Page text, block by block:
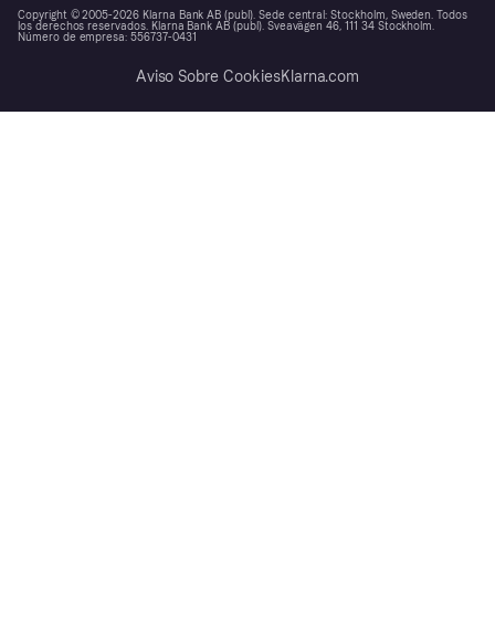
Copyright © 2005-2026 Klarna Bank AB (publ). Sede central: Stockholm, Sweden. Todos
los derechos reservados. Klarna Bank AB (publ). Sveavägen 46, 111 34 Stockholm.
Número de empresa: 556737-0431
Aviso Sobre CookiesKlarna.com